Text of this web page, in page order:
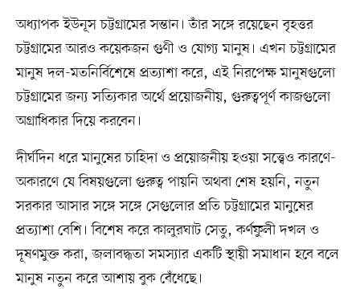
অধ্যাপক ইউনূস চট্টগ্রামের সন্তান। তাঁর সঙ্গে রয়েছেন বৃহত্তর
চট্টগ্রামের আরও কয়েকজন গুণী ও যোগ্য মানুষ। এখন চট্টগ্রামের
মানুষ দল-মতনির্বিশেষে প্রত্যাশা করে, এই নিরপেক্ষ মানুষগুলো
চট্টগ্রামের জন্য সত্যিকার অর্থে প্রয়োজনীয়, গুরুত্বপূর্ণ কাজগুলো
অগ্রাধিকার দিয়ে করবেন।
দীর্ঘদিন ধরে মানুষের চাহিদা ও প্রয়োজনীয় হওয়া সত্ত্বেও কারণে-
অকারণে যে বিষয়গুলো গুরুত্ব পায়নি অথবা শেষ হয়নি, নতুন
সরকার আসার সঙ্গে সঙ্গে সেগুলোর প্রতি চট্টগ্রামের মানুষের
প্রত্যাশা বেশি। বিশেষ করে কালুরঘাট সেতু, কর্ণফুলী দখল ও
দূষণমুক্ত করা, জলাবদ্ধতা সমস্যার একটি স্থায়ী সমাধান হবে বলে
মানুষ নতুন করে আশায় বুক বেঁধেছে।